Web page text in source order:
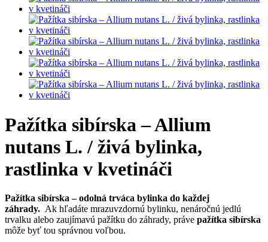
Pažítka sibírska – Allium
nutans L. / živá bylinka,
rastlinka v kvetináči
Pažítka sibírska – odolná trváca bylinka do každej
záhrady. Ak hľadáte mrazuvzdornú bylinku, nenáročnú jedlú
trvalku alebo zaujímavú pažítku do záhrady, práve pažítka sibírska
môže byť tou správnou voľbou.